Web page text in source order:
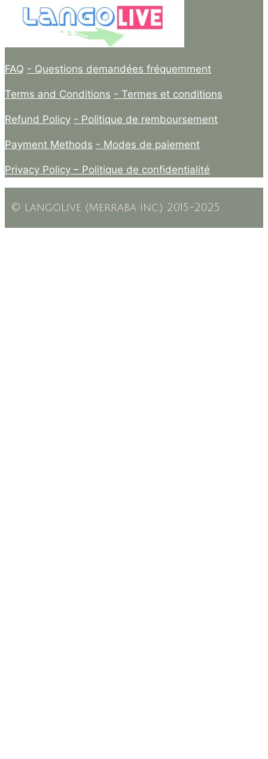
FAQ - Questions demandées fréquemment
Terms and Conditions - Termes et conditions
Refund Policy - Politique de remboursement
Payment Methods - Modes de paiement
Privacy Policy – Politique de confidentialité
© LangoLive (Merraba Inc.) 2015-2025